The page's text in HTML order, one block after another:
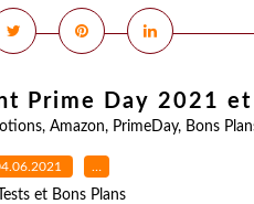
Prime Day 2021
, Amazon, PrimeDay, Bons
…
et Bons Plans